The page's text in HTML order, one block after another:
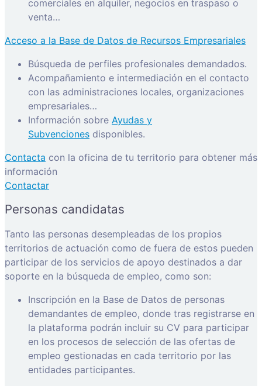
comerciales en alquiler, negocios en traspaso o
venta…
Acceso a la Base de Datos de Recursos Empresariales
Búsqueda de perfiles profesionales demandados.
Acompañamiento e intermediación en el contacto
con las administraciones locales, organizaciones
empresariales…
Información sobre Ayudas y
Subvenciones disponibles.
Contacta con la oficina de tu territorio para obtener más
información
Contactar
Personas candidatas
Tanto las personas desempleadas de los propios
territorios de actuación como de fuera de estos pueden
participar de los servicios de apoyo destinados a dar
soporte en la búsqueda de empleo, como son:
Inscripción en la Base de Datos de personas
demandantes de empleo, donde tras registrarse en
la plataforma podrán incluir su CV para participar
en los procesos de selección de las ofertas de
empleo gestionadas en cada territorio por las
entidades participantes.